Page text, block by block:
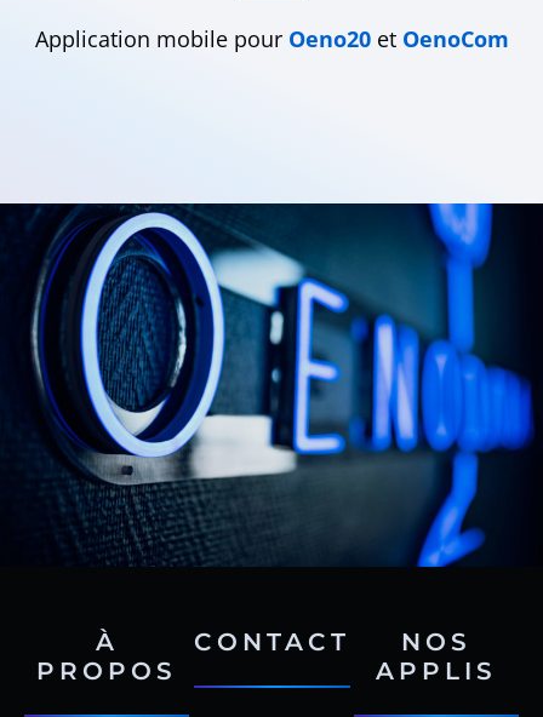
Application mobile pour Oeno20et OenoCom
À
PROPOS
CONTACT
NOS
APPLIS